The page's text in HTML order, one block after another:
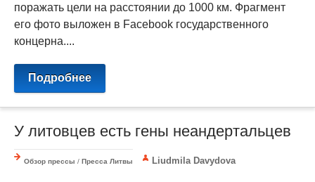
поражать цели на расстоянии до 1000 км. Фрагмент
его фото выложен в Facebook государственного
концерна....
Подробнее
У литовцев есть гены неандертальцев
Обзор прессы / Пресса Литвы Liudmila Davydova